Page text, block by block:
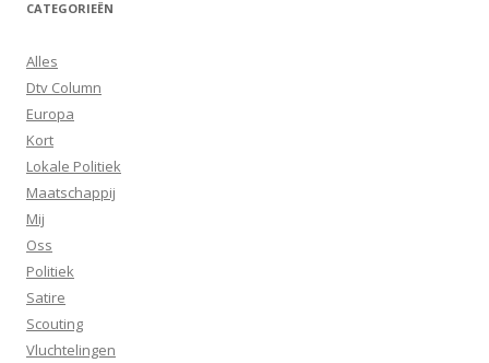
CATEGORIEËN
Alles
Dtv Column
Europa
Kort
Lokale Politiek
Maatschappij
Mij
Oss
Politiek
Satire
Scouting
Vluchtelingen